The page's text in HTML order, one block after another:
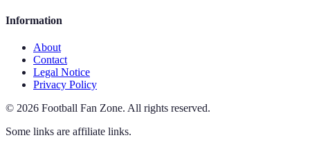
Information
About
Contact
Legal Notice
Privacy Policy
© 2026 Football Fan Zone. All rights reserved.
Some links are affiliate links.